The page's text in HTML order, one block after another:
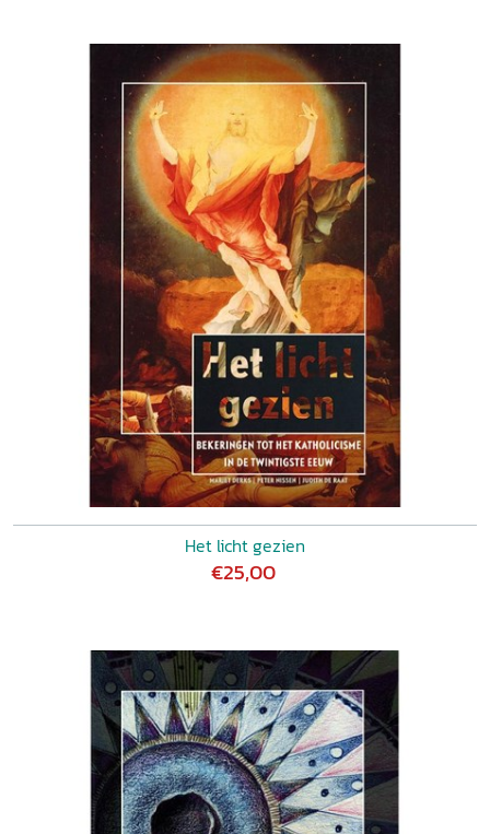
Het licht gezien
€25,00